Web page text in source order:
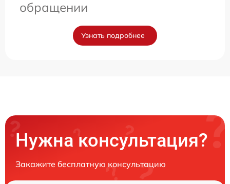
обращении
Узнать подробнее
Нужна консультация?
Закажите бесплатную консультацию